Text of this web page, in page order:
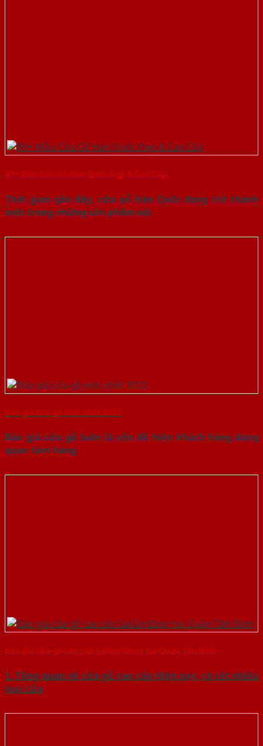
99+ Mẫu Cửa Gỗ Hàn Quốc Đẹp & Cao Cấp
Thời gian gần đây, cửa gỗ Hàn Quốc đang trở thành
một trong những sản phẩm nội
Báo giá cửa gỗ mới nhất 2022
Báo giá cửa gỗ luôn là vấn đề hiện khách hàng đang
quan tâm hàng
Báo giá cửa gỗ cao cấp SaiGonDoor tại Quận Tân Bình
1. Tổng quan về cửa gỗ cao cấp Hiện nay, có rất nhiều
loại cửa